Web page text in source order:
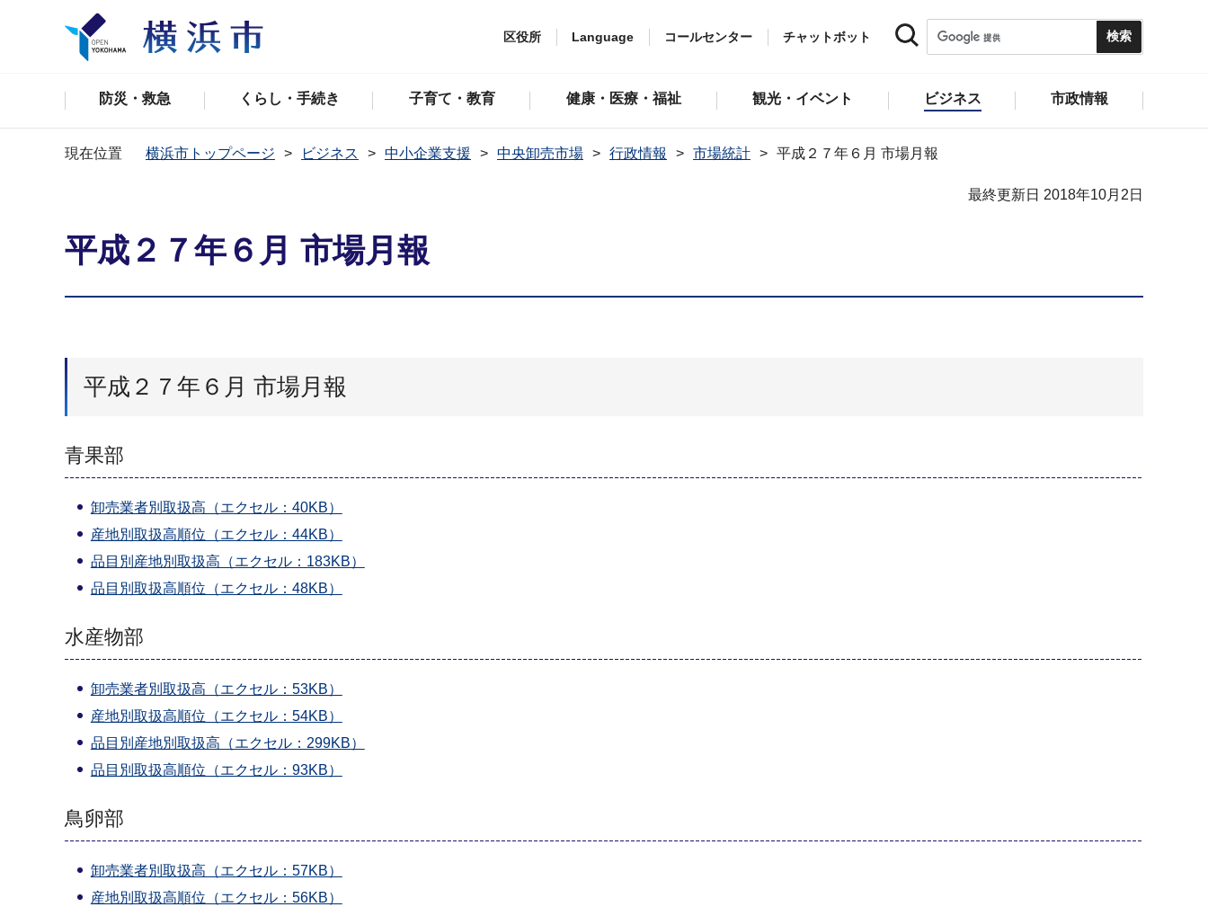
区役所 Language コールセンター チャットボット
防災・救急 くらし・手続き 子育て・教育 健康・医療・福祉 観光・イベント ビジネス 市政情報
現在位置 横浜市トップページ ビジネス 中小企業支援 中央卸売市場 行政情報 市場統計 平成２７年６月 市場月報
最終更新日 2018年10月2日
平成２７年６月 市場月報
平成２７年６月 市場月報
青果部
卸売業者別取扱高（エクセル：40KB）
産地別取扱高順位（エクセル：44KB）
品目別産地別取扱高（エクセル：183KB）
品目別取扱高順位（エクセル：48KB）
水産物部
卸売業者別取扱高（エクセル：53KB）
産地別取扱高順位（エクセル：54KB）
品目別産地別取扱高（エクセル：299KB）
品目別取扱高順位（エクセル：93KB）
鳥卵部
卸売業者別取扱高（エクセル：57KB）
産地別取扱高順位（エクセル：56KB）